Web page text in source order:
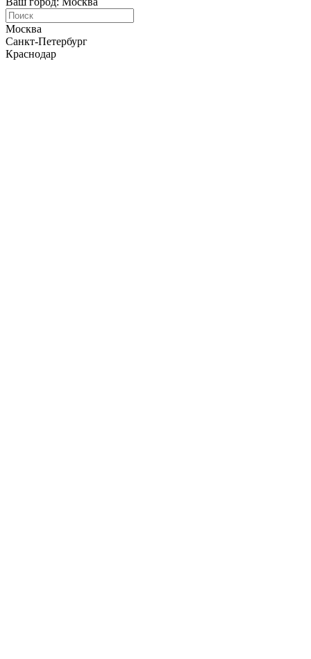
Москва
Санкт-Петербург
Краснодар